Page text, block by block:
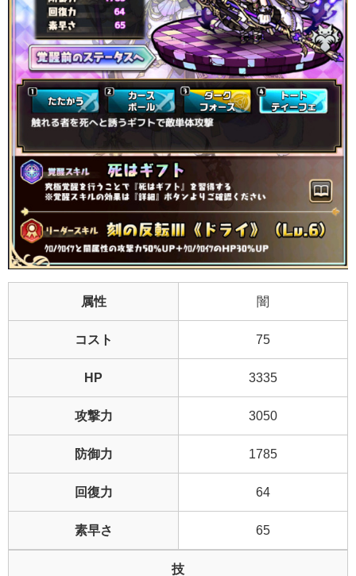
属性 闇
コスト 75
HP 3335
攻撃力 3050
防御力 1785
回復力 64
素早さ 65
技